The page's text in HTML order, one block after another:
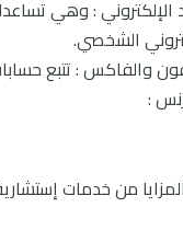
الإلكتروني : وهي
الشخصي.
والفاكس : تتبع
:
من خدمات